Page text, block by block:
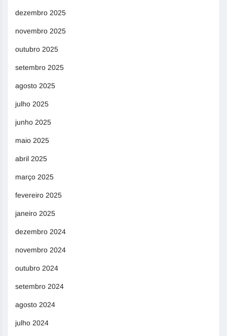
dezembro 2025
novembro 2025
outubro 2025
setembro 2025
agosto 2025
julho 2025
junho 2025
maio 2025
abril 2025
março 2025
fevereiro 2025
janeiro 2025
dezembro 2024
novembro 2024
outubro 2024
setembro 2024
agosto 2024
julho 2024